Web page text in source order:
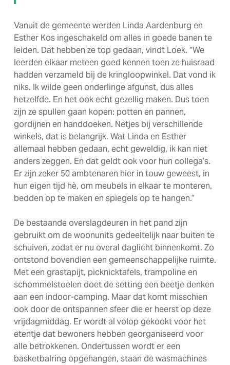
Vanuit de gemeente werden Linda Aardenburg en
Esther Kos ingeschakeld om alles in goede banen te
leiden. Dat hebben ze top gedaan, vindt Loek. “We
leerden elkaar meteen goed kennen toen ze huisraad
hadden verzameld bij de kringloopwinkel. Dat vond ik
niks. Ik wilde geen onderlinge afgunst, dus alles
hetzelfde. En het ook echt gezellig maken. Dus toen
zijn ze spullen gaan kopen: potten en pannen,
gordijnen en handdoeken. Netjes bij verschillende
winkels, dat is belangrijk. Wat Linda en Esther
allemaal hebben gedaan, echt geweldig, ik kan niet
anders zeggen. En dat geldt ook voor hun collega’s.
Er zijn zeker 50 ambtenaren hier in touw geweest, in
hun eigen tijd hè, om meubels in elkaar te monteren,
bedden op te maken en spiegels op te hangen.”
De bestaande overslagdeuren in het pand zijn
gebruikt om de woonunits gedeeltelijk naar buiten te
schuiven, zodat er nu overal daglicht binnenkomt. Zo
ontstond bovendien een gemeenschappelijke ruimte.
Met een grastapijt, picknicktafels, trampoline en
schommelstoelen doet de setting een beetje denken
aan een indoor-camping. Maar dat komt misschien
ook door de ontspannen sfeer die er heerst op deze
vrijdagmiddag. Er wordt al volop gekookt voor het
etentje dat bewoners hebben georganiseerd voor
alle betrokkenen. Ondertussen wordt er een
basketbalring opgehangen, staan de wasmachines